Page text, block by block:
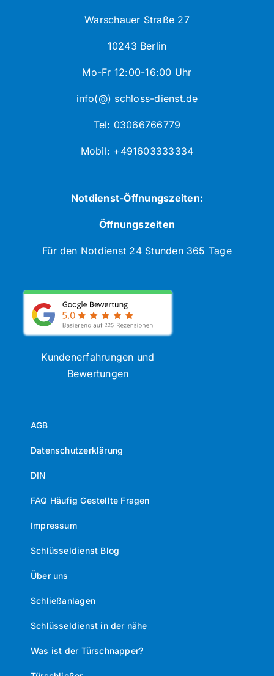
Warschauer Straße 27
10243 Berlin
Mo-Fr 12:00-16:00 Uhr
info(@) schloss-dienst.de
Tel: 03066766779
Mobil: +491603333334
Notdienst-Öffnungszeiten:
Öffnungszeiten
Für den Notdienst 24 Stunden 365 Tage
Kundenerfahrungen und
Bewertungen
AGB
Datenschutzerklärung
DIN
FAQ Häufig Gestellte Fragen
Impressum
Schlüsseldienst Blog
Über uns
Schließanlagen
Schlüsseldienst in der nähe
Was ist der Türschnapper?